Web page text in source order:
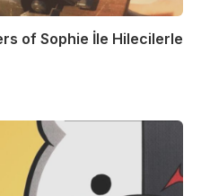
of Sophie İle Hilecilerle